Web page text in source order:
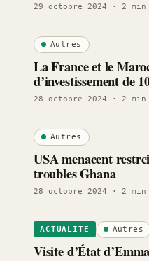
29 octobre 2024 · 2 min
Autres
La France et le
d’investissement de
28 octobre 2024 · 2 min
Autres
USA menacent
troubles Ghana
28 octobre 2024 · 2 min
ACTUALITÉ Autres
Visite d’État